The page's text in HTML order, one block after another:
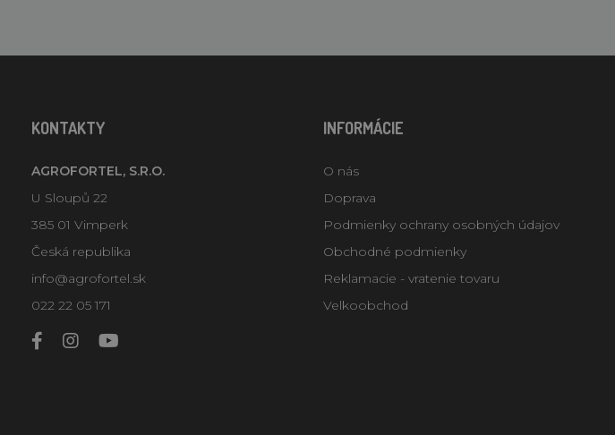
KONTAKTY
AGROFORTEL, S.R.O.
U Sloupů 22
385 01 Vimperk
Česká republika
info@agrofortel.sk
022 22 05 171
INFORMÁCIE
O nás
Doprava
Podmienky ochrany osobných údajov
Obchodné podmienky
Reklamacie - vratenie tovaru
Velkoobchod